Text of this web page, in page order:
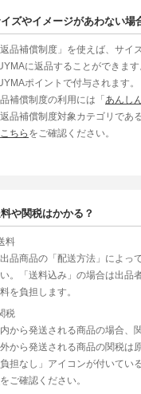
ズやイメージがあわない場
返品補償制度」を使えば、サ
に返品することができま
ポイントで付与されます。
補償制度の利用には「あんし
品補償制度対象カテゴリであ
こちら をご確認ください。
や関税はかかる？
料
品商品の「配送方法」によっ
。「送料込み」の場合は出品
を負担します。
税
から発送される商品の場合、
から発送される商品の関税は
担なし」アイコンが付いてい
をご確認ください。